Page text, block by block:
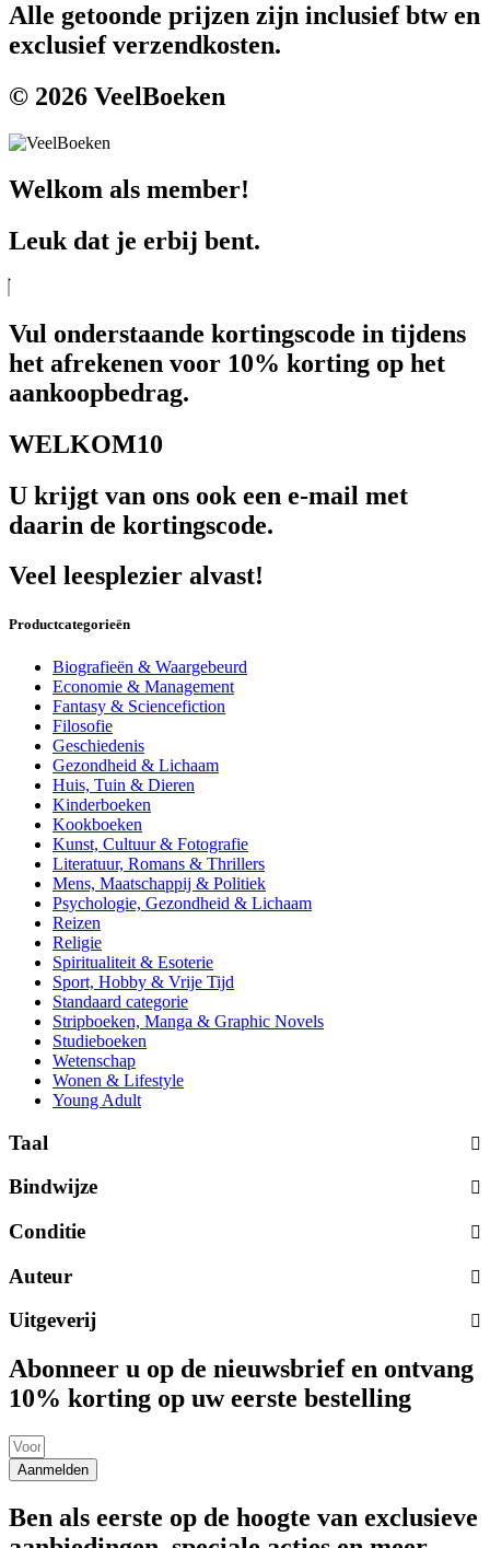
Alle getoonde prijzen zijn inclusief btw en
exclusief verzendkosten.
© 2026 VeelBoeken
Welkom als member!
Leuk dat je erbij bent.
Vul onderstaande kortingscode in tijdens
het afrekenen voor 10% korting op het
aankoopbedrag.
WELKOM10
U krijgt van ons ook een e-mail met
daarin de kortingscode.
Veel leesplezier alvast!
Productcategorieën
Biografieën & Waargebeurd
Economie & Management
Fantasy & Sciencefiction
Filosofie
Geschiedenis
Gezondheid & Lichaam
Huis, Tuin & Dieren
Kinderboeken
Kookboeken
Kunst, Cultuur & Fotografie
Literatuur, Romans & Thrillers
Mens, Maatschappij & Politiek
Psychologie, Gezondheid & Lichaam
Reizen
Religie
Spiritualiteit & Esoterie
Sport, Hobby & Vrije Tijd
Standaard categorie
Stripboeken, Manga & Graphic Novels
Studieboeken
Wetenschap
Wonen & Lifestyle
Young Adult
Taal
Bindwijze
Conditie
Auteur
Uitgeverij
Abonneer u op de nieuwsbrief en ontvang
10% korting op uw eerste bestelling
Aanmelden
Ben als eerste op de hoogte van exclusieve